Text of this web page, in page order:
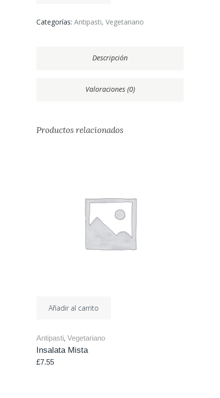
Categorías: Antipasti, Vegetariano
Descripción
Valoraciones (0)
Productos relacionados
Añadir al carrito
Antipasti, Vegetariano
Insalata Mista
£7.55